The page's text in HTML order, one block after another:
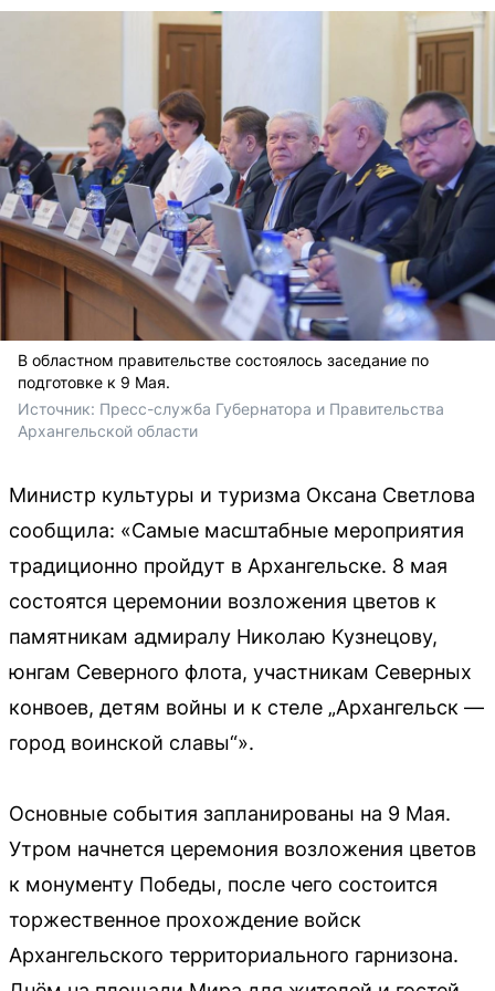
В областном правительстве состоялось заседание по
подготовке к 9 Мая.
Источник: Пресс-служба Губернатора и Правительства
Архангельской области
Министр культуры и туризма Оксана Светлова
сообщила: «Самые масштабные мероприятия
традиционно пройдут в Архангельске. 8 мая
состоятся церемонии возложения цветов к
памятникам адмиралу Николаю Кузнецову,
юнгам Северного флота, участникам Северных
конвоев, детям войны и к стеле „Архангельск —
город воинской славы“».
Основные события запланированы на 9 Мая.
Утром начнется церемония возложения цветов
к монументу Победы, после чего состоится
торжественное прохождение войск
Архангельского территориального гарнизона.